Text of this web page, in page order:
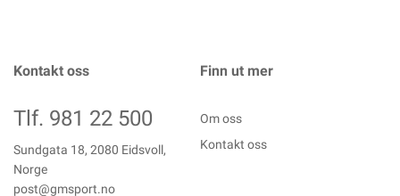
Kontakt oss
Tlf. 981 22 500
Sundgata 18, 2080 Eidsvoll,
Norge
post@gmsport.no
Finn ut mer
Om oss
Kontakt oss